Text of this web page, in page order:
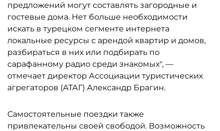
предложений могут составлять загородные и
гостевые дома. Нет больше необходимости
искать в турецком сегменте интернета
локальные ресурсы с арендой квартир и домов,
разбираться в них или подбирать по
сарафанному радио среди знакомых", —
отмечает директор Ассоциации туристических
агрегаторов (АТАГ) Александр Брагин.
Самостоятельные поездки также
привлекательны своей свободой. Возможность